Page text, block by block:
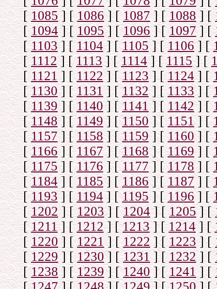
[1085] [1086] [1087] [1088] [
[1094] [1095] [1096] [1097] [
[1103] [1104] [1105] [1106] [
[1112] [1113] [ 1114] [1115] [
[1121] [1122] [1123] [1124] [
[1130] [1131] [1132] [1133] [
[1139] [1140] [1141] [1142] [
[1148] [1149] [1150] [1151] [
[1157] [1158] [1159] [1160] [
[1166] [1167] [1168] [1169] [
[1175] [1176] [1177] [1178] [
[1184] [1185] [1186] [1187] [
[1193] [1194] [1195] [1196] [
[1202] [1203] [1204] [1205] [
[1211] [1212] [1213] [1214] [
[1220] [1221] [1222] [1223] [
[1229] [1230] [1231 ] [1232] [
[1238] [1239] [1240] [1241] [